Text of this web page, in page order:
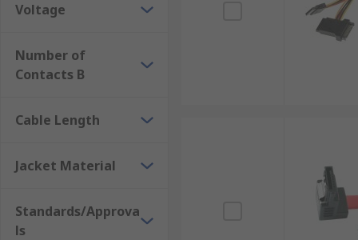
Voltage
Number of
Contacts B
Cable Length
Jacket Material
Standards/Approva
ls